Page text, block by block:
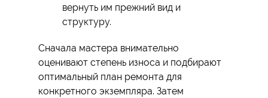
вернуть им прежний вид и
структуру.
Сначала мастера внимательно
оценивают степень износа и подбирают
оптимальный план ремонта для
конкретного экземпляра. Затем